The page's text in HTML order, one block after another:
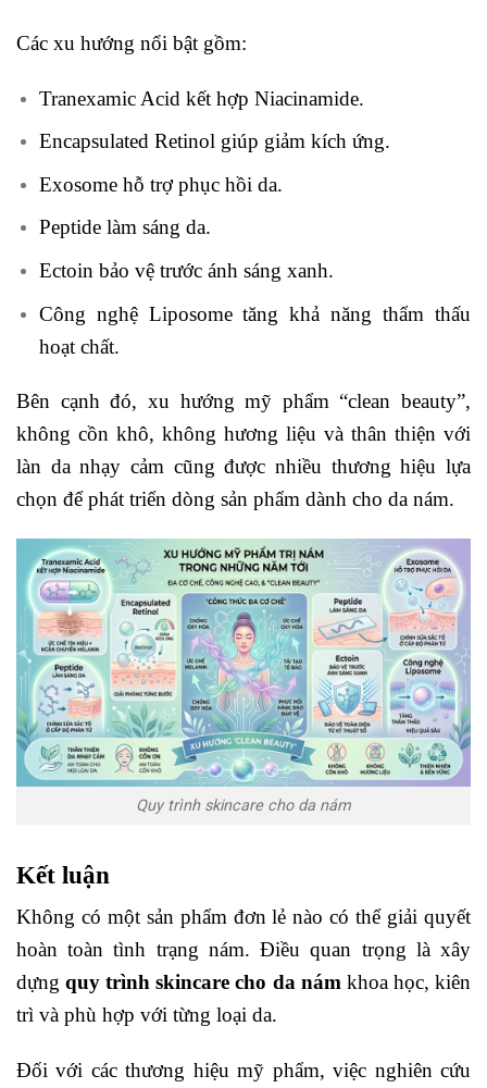
Các xu hướng nổi bật gồm:
Tranexamic Acid kết hợp Niacinamide.
Encapsulated Retinol giúp giảm kích ứng.
Exosome hỗ trợ phục hồi da.
Peptide làm sáng da.
Ectoin bảo vệ trước ánh sáng xanh.
Công nghệ Liposome tăng khả năng thẩm thấu
hoạt chất.
Bên cạnh đó, xu hướng mỹ phẩm “clean beauty”,
không cồn khô, không hương liệu và thân thiện với
làn da nhạy cảm cũng được nhiều thương hiệu lựa
chọn để phát triển dòng sản phẩm dành cho da nám.
Quy trình skincare cho da nám
Kết luận
Không có một sản phẩm đơn lẻ nào có thể giải quyết
hoàn toàn tình trạng nám. Điều quan trọng là xây
dựngquy trình skincare cho da nám khoa học, kiên
trì và phù hợp với từng loại da.
Đối với các thương hiệu mỹ phẩm, việc nghiên cứu